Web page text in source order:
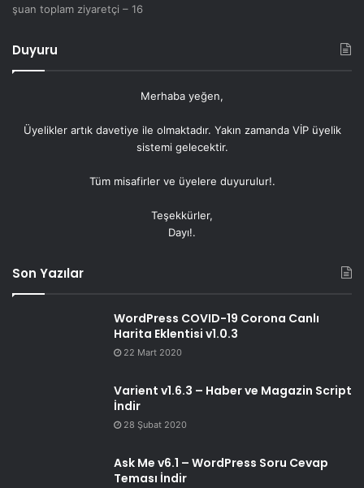
şuan toplam ziyaretçi – 16
Duyuru
Merhaba yeğen,
Üyelikler artık davetiye ile olmaktadır. Yakın zamanda VİP üyelik
sistemi gelecektir.
Tüm misafirler ve üyelere duyurulur!.
Teşekkürler,
Dayı!.
Son Yazılar
WordPress COVID-19 Corona Canlı
Harita Eklentisi v1.0.3
22 Mart 2020
Varient v1.6.3 – Haber ve Magazin Script
İndir
28 Şubat 2020
Ask Me v6.1 – WordPress Soru Cevap
Teması İndir